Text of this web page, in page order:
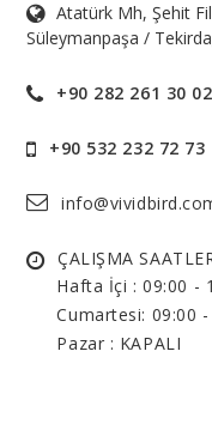
Atatürk Mh, Şehit
Süleymanpaşa /
+90 282 261 30 02
+90 532 232 72 73
ÇALIŞMA
Hafta İçi : 09:00 -
Cumartesi: 09:00
Pazar : KAPALI